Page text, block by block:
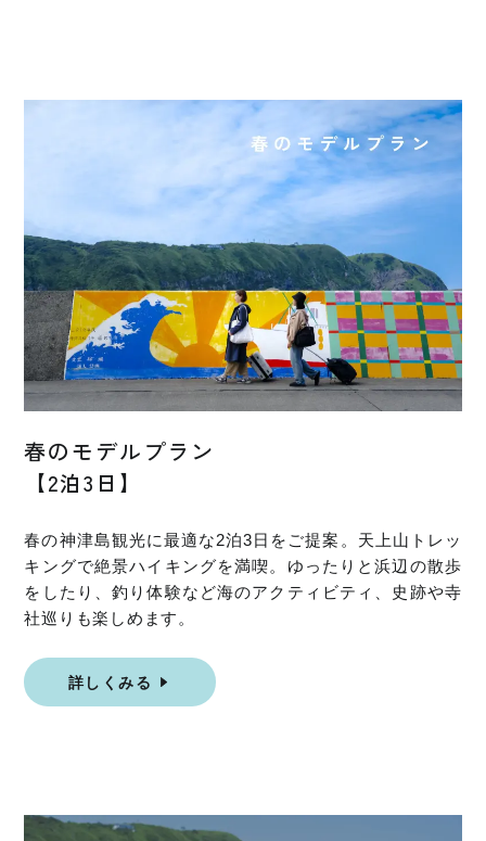
春のモデルプラン
【2泊3日】
春の神津島観光に最適な2泊3日をご提案。天上山トレッ
キングで絶景ハイキングを満喫。ゆったりと浜辺の散歩
をしたり、釣り体験など海のアクティビティ、史跡や寺
社巡りも楽しめます。
詳しくみる